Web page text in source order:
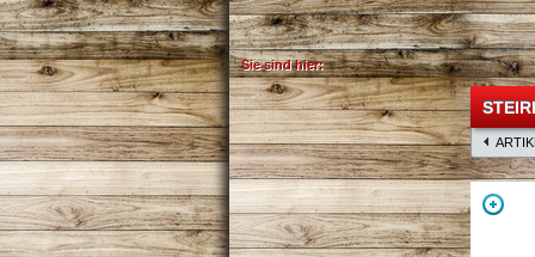
Sie sind hier: